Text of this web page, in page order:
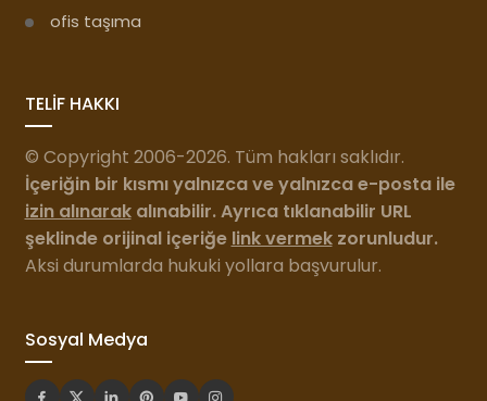
ofis taşıma
TELİF HAKKI
© Copyright 2006-2026. Tüm hakları saklıdır.
İçeriğin bir kısmı yalnızca ve yalnızca e-posta ile
izin alınarakalınabilir. Ayrıca tıklanabilir URL
şeklinde orijinal içeriğe link vermekzorunludur.
Aksi durumlarda hukuki yollara başvurulur.
Sosyal Medya